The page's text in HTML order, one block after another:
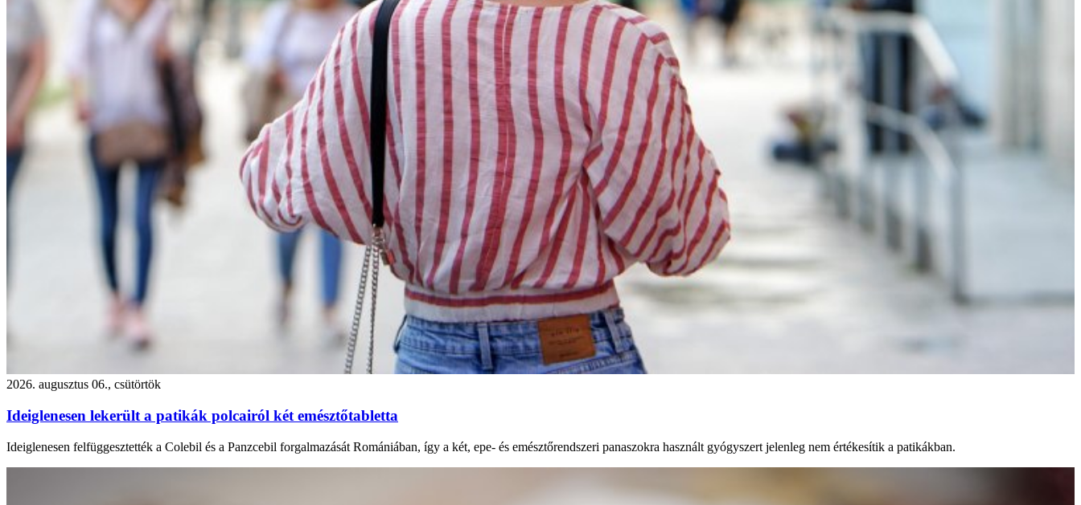
2026. augusztus 06., csütörtök
Ideiglenesen lekerült a patikák polcairól két emésztőtabletta
Ideiglenesen felfüggesztették a Colebil és a Panzcebil forgalmazását Romániában, így a két, epe- és emésztőrendszeri panaszokra használt gyógyszert jelenleg nem értékesítik a patikákban.